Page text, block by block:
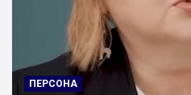
ПЕРСОНА